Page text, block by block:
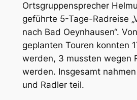
Ortsgruppensprecher
geführte 5-Tage-Radreise
nach Bad Oeynhausen“.
geplanten Touren konnten
werden, 3 mussten wegen
werden. Insgesamt
und Radler teil.